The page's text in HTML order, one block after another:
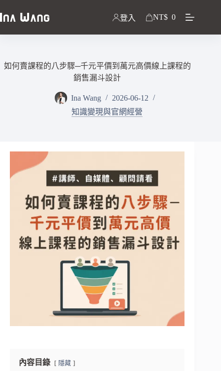
登入 NT$ 0
如何賣課程的八步驟─千元平價到萬元高價線上課程的
銷售漏斗設計
Ina Wang
2026-06-12
知識變現與官網經營
內容目錄 隱藏